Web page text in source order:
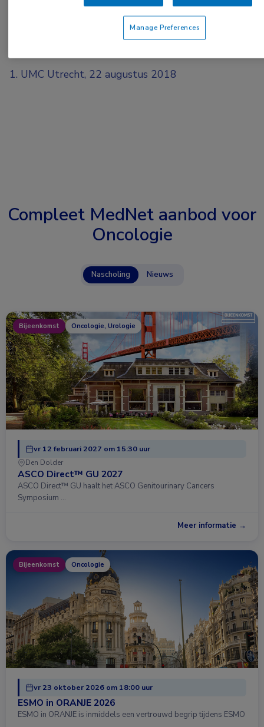
UMC Utrecht, 22 augustus 2018
Compleet MedNet aanbod voor
Oncologie
Nascholing Nieuws
Bijeenkomst Oncologie, Urologie
vr 12 februari 2027 om 15:30 uur
Den Dolder
ASCO Direct™ GU 2027
ASCO Direct™ GU haalt het ASCO Genitourinary Cancers
Symposium …
Meer informatie →
Bijeenkomst Oncologie
vr 23 oktober 2026 om 18:00 uur
ESMO in ORANJE 2026
ESMO in ORANJE is inmiddels een vertrouwd begrip tijdens ESMO
Manage Preferences